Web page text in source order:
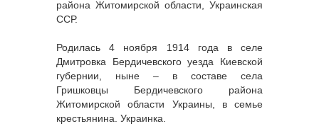
района Житомирской области, Украинская
ССР.
Родилась 4 ноября 1914 года в селе
Дмитровка Бердичевского уезда Киевской
губернии, ныне – в составе села
Гришковцы Бердичевского района
Житомирской области Украины, в семье
крестьянина. Украинка.